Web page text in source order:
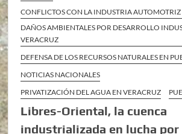
CONFLICTOS CON LA INDUSTRIA AUTOMOTRIZ
DAÑOS AMBIENTALES POR DESARROLLO
VERACRUZ
DEFENSA DE LOS RECURSOS NATURALES EN
NOTICIAS NACIONALES
PRIVATIZACIÓN DEL AGUA EN VERACRUZ
Libres-Oriental, la cuenca
industrializada en lucha por